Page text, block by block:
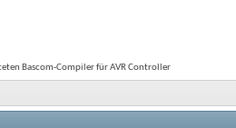
Bascom-Compiler für AVR Controller